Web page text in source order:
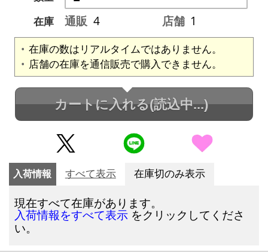
在庫
通販 4 店舗 1
在庫の数はリアルタイムではありません。
店舗の在庫を通信販売で購入できません。
カートに入れる(読込中...)
入荷情報 すべて表示 在庫切のみ表示
現在すべて在庫があります。
入荷情報をすべて表示 をクリックしてくださ
い。